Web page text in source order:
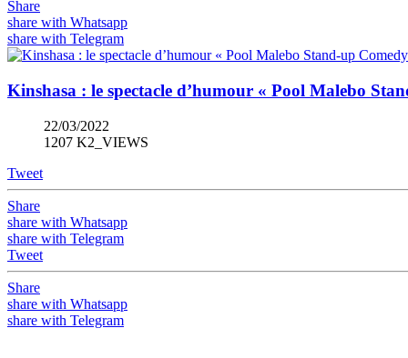
Share
share with Whatsapp
share with Telegram
Kinshasa : le spectacle d’humour « Pool Malebo
22/03/2022
1207 K2_VIEWS
Tweet
Share
share with Whatsapp
share with Telegram
Tweet
Share
share with Whatsapp
share with Telegram